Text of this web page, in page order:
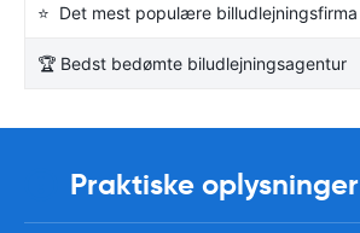
⭐ Det mest populære billudlejningsfirma
🏆 Bedst bedømte biludlejningsagentur
Praktiske oplysninger